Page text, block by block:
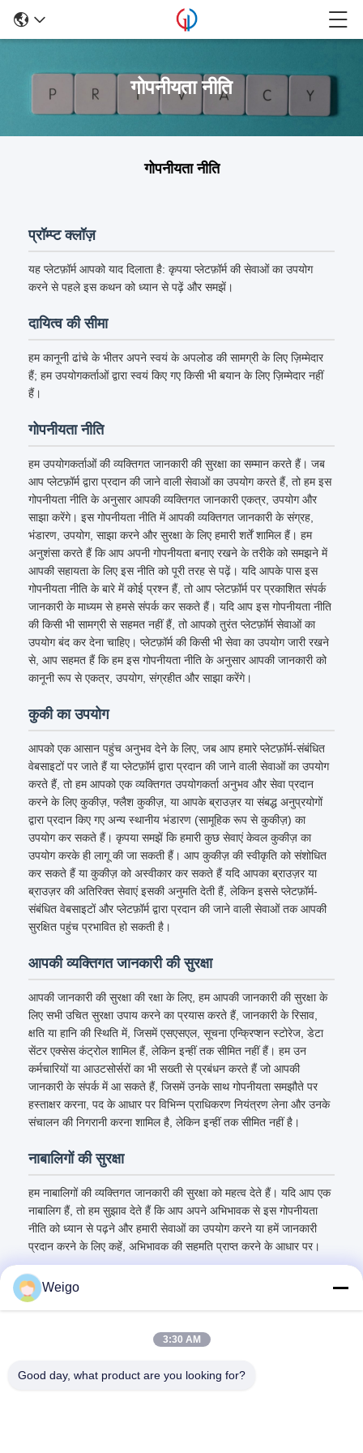
गोपनीयता नीति
गोपनीयता नीति
प्रॉम्प्ट क्लॉज़
यह प्लेटफ़ॉर्म आपको याद दिलाता है: कृपया प्लेटफ़ॉर्म की सेवाओं का उपयोग
करने से पहले इस कथन को ध्यान से पढ़ें और समझें।
दायित्व की सीमा
हम कानूनी ढांचे के भीतर अपने स्वयं के अपलोड की सामग्री के लिए ज़िम्मेदार
हैं; हम उपयोगकर्ताओं द्वारा स्वयं किए गए किसी भी बयान के लिए ज़िम्मेदार नहीं
हैं।
गोपनीयता नीति
हम उपयोगकर्ताओं की व्यक्तिगत जानकारी की सुरक्षा का सम्मान करते हैं। जब
आप प्लेटफ़ॉर्म द्वारा प्रदान की जाने वाली सेवाओं का उपयोग करते हैं, तो हम इस
गोपनीयता नीति के अनुसार आपकी व्यक्तिगत जानकारी एकत्र, उपयोग और
साझा करेंगे। इस गोपनीयता नीति में आपकी व्यक्तिगत जानकारी के संग्रह,
भंडारण, उपयोग, साझा करने और सुरक्षा के लिए हमारी शर्तें शामिल हैं। हम
अनुशंसा करते हैं कि आप अपनी गोपनीयता बनाए रखने के तरीके को समझने में
आपकी सहायता के लिए इस नीति को पूरी तरह से पढ़ें। यदि आपके पास इस
गोपनीयता नीति के बारे में कोई प्रश्न हैं, तो आप प्लेटफ़ॉर्म पर प्रकाशित संपर्क
जानकारी के माध्यम से हमसे संपर्क कर सकते हैं। यदि आप इस गोपनीयता नीति
की किसी भी सामग्री से सहमत नहीं हैं, तो आपको तुरंत प्लेटफ़ॉर्म सेवाओं का
उपयोग बंद कर देना चाहिए। प्लेटफ़ॉर्म की किसी भी सेवा का उपयोग जारी रखने
से, आप सहमत हैं कि हम इस गोपनीयता नीति के अनुसार आपकी जानकारी को
कानूनी रूप से एकत्र, उपयोग, संग्रहीत और साझा करेंगे।
कुकी का उपयोग
आपको एक आसान पहुंच अनुभव देने के लिए, जब आप हमारे प्लेटफ़ॉर्म-संबंधित
वेबसाइटों पर जाते हैं या प्लेटफ़ॉर्म द्वारा प्रदान की जाने वाली सेवाओं का उपयोग
करते हैं, तो हम आपको एक व्यक्तिगत उपयोगकर्ता अनुभव और सेवा प्रदान
करने के लिए कुकीज़, फ्लैश कुकीज़, या आपके ब्राउज़र या संबद्ध अनुप्रयोगों
द्वारा प्रदान किए गए अन्य स्थानीय भंडारण (सामूहिक रूप से कुकीज़) का
उपयोग कर सकते हैं। कृपया समझें कि हमारी कुछ सेवाएं केवल कुकीज़ का
उपयोग करके ही लागू की जा सकती हैं। आप कुकीज़ की स्वीकृति को संशोधित
कर सकते हैं या कुकीज़ को अस्वीकार कर सकते हैं यदि आपका ब्राउज़र या
ब्राउज़र की अतिरिक्त सेवाएं इसकी अनुमति देती हैं, लेकिन इससे प्लेटफ़ॉर्म-
संबंधित वेबसाइटों और प्लेटफ़ॉर्म द्वारा प्रदान की जाने वाली सेवाओं तक आपकी
सुरक्षित पहुंच प्रभावित हो सकती है।
आपकी व्यक्तिगत जानकारी की सुरक्षा
आपकी जानकारी की सुरक्षा की रक्षा के लिए, हम आपकी जानकारी की सुरक्षा के
लिए सभी उचित सुरक्षा उपाय करने का प्रयास करते हैं, जानकारी के रिसाव,
क्षति या हानि की स्थिति में, जिसमें एसएसएल, सूचना एन्क्रिप्शन स्टोरेज, डेटा
सेंटर एक्सेस कंट्रोल शामिल हैं, लेकिन इन्हीं तक सीमित नहीं हैं। हम उन
कर्मचारियों या आउटसोर्सरों का भी सख्ती से प्रबंधन करते हैं जो आपकी
जानकारी के संपर्क में आ सकते हैं, जिसमें उनके साथ गोपनीयता समझौते पर
हस्ताक्षर करना, पद के आधार पर विभिन्न प्राधिकरण नियंत्रण लेना और उनके
संचालन की निगरानी करना शामिल है, लेकिन इन्हीं तक सीमित नहीं है।
नाबालिगों की सुरक्षा
हम नाबालिगों की व्यक्तिगत जानकारी की सुरक्षा को महत्व देते हैं। यदि आप एक
नाबालिग हैं, तो हम सुझाव देते हैं कि आप अपने अभिभावक से इस गोपनीयता
नीति को ध्यान से पढ़ने और हमारी सेवाओं का उपयोग करने या हमें जानकारी
प्रदान करने के लिए कहें, अभिभावक की सहमति प्राप्त करने के आधार पर।
Weigo
3:30 AM
Good day, what product are you looking for?